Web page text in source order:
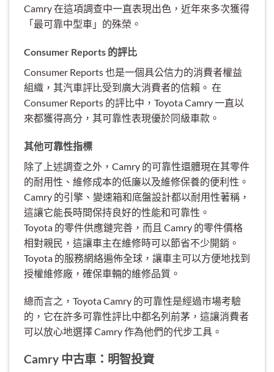
Camry 在這項調查中一直表現出色，近年來多次獲得
「最可靠中型車」的殊榮。
Consumer Reports 的評比
Consumer Reports 也是一個具公信力的消費者權益
組織，其汽車評比受到廣大消費者的信賴。 在
Consumer Reports 的評比中，Toyota Camry 一直以
來都獲得高分，其可靠性表現優於同級車款。
其他可靠性指標
除了上述調查之外，Camry 的可靠性還體現在其零件
的耐用性、維修成本的低廉以及維修保養的便利性。
Camry 的引擎、變速箱和底盤設計都以耐用性著稱，
這讓它能長時間保持良好的性能和可靠性。
Toyota 的零件供應鏈完善，而且 Camry 的零件價格
相對親民，這讓車主在維修時可以節省不少開銷。
Toyota 的服務網絡遍佈全球，讓車主可以方便地找到
授權維修廠，確保車輛的維修品質。
總而言之，Toyota Camry 的可靠性是經過市場考驗
的，它在許多可靠性評比中都名列前茅，這讓消費者
可以放心地選擇 Camry 作為他們的代步工具。
Camry 中古車：明智投資